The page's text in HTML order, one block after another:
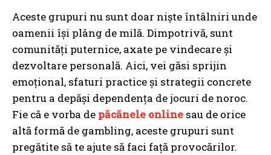
Aceste grupuri nu sunt doar niște întâlniri unde
oamenii își plâng de milă. Dimpotrivă, sunt
comunități puternice, axate pe vindecare și
dezvoltare personală. Aici, vei găsi sprijin
emoțional, sfaturi practice și strategii concrete
pentru a depăși dependența de jocuri de noroc.
Fie că e vorba de păcănele online sau de orice
altă formă de gambling, aceste grupuri sunt
pregătite să te ajute să faci față provocărilor.